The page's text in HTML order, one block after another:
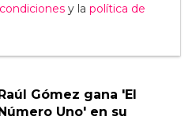
y la política de
Gómez gana 'El
Uno' en su